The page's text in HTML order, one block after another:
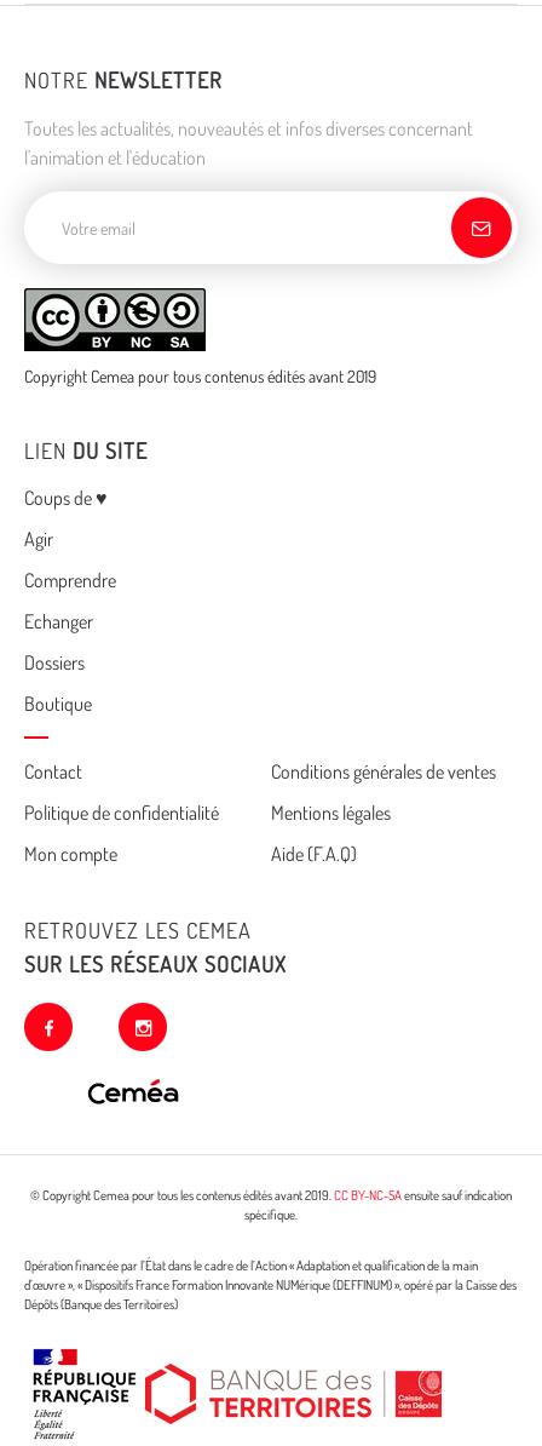
NOTRE NEWSLETTER
Toutes les actualités, nouveautés et infos diverses concernant
l'animation et l'éducation
Copyright Cemea pour tous contenus édités avant 2019
LIEN DU SITE
Menu
Coups de ♥
Agir
Comprendre
Echanger
Dossiers
Boutique
Cemea
footer
Contact
Conditions générales de ventes
Politique de confidentialité
Mentions légales
Mon compte
Aide (F.A.Q)
RETROUVEZ LES CEMEA
SUR LES RÉSEAUX SOCIAUX
facebook instagram
© Copyright Cemea pour tous les contenus édités avant 2019.CC BY-NC-SAensuite sauf indication
spécifique.
Opération financée par l’État dans le cadre de l’Action « Adaptation et qualification de la main
d’œuvre », « Dispositifs France Formation Innovante NUMérique (DEFFINUM) », opéré par la Caisse des
Dépôts (Banque des Territoires)